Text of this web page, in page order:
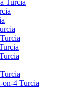
4 Turcia